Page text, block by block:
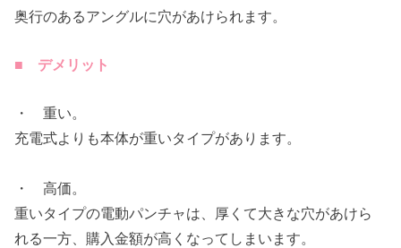
奥行のあるアングルに穴があけられます。
■ デメリット
・ 重い。
充電式よりも本体が重いタイプがあります。
・ 高価。
重いタイプの電動パンチャは、厚くて大きな穴があけら
れる一方、購入金額が高くなってしまいます。